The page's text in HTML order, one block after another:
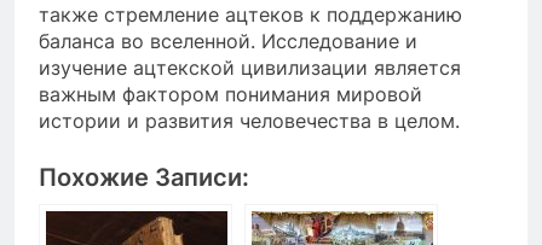
также стремление ацтеков к поддержанию
баланса во вселенной. Исследование и
изучение ацтекской цивилизации является
важным фактором понимания мировой
истории и развития человечества в целом.
Похожие Записи: